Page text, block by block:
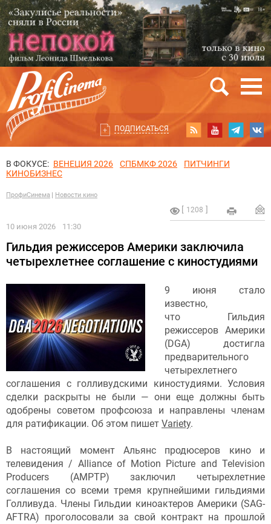
ПОДПИСАТЬСЯ
В ФОКУСЕ: ВЕНЕЦИЯ 2026 СПБМКФ 2026
ПИТЧИНГИ
КИНОБИЗНЕС
ПрофиСинема Новости кино
1208
10 июня 2026 11:30
Гильдия режиссеров Америки заключила
четырехлетнее соглашение с киностудиями
9 июня стало
известно,
что Гильдия
режиссеров Америки
(DGA) достигла
предварительного
четырехлетнего
соглашения с голливудскими киностудиями. Условия
сделки раскрыты не были — они еще должны быть
одобрены советом профсоюза и направлены членам
для ратификации. Об этом пишет Variety.
В настоящий момент Альянс продюсеров кино и
телевидения / Alliance of Motion Picture and Television
Producers (AMPTP) заключил четырехлетние
соглашения со всеми тремя крупнейшими гильдиями
Голливуда. Члены Гильдии киноактеров Америки (SAG-
AFTRA) проголосовали за свой контракт на прошлой